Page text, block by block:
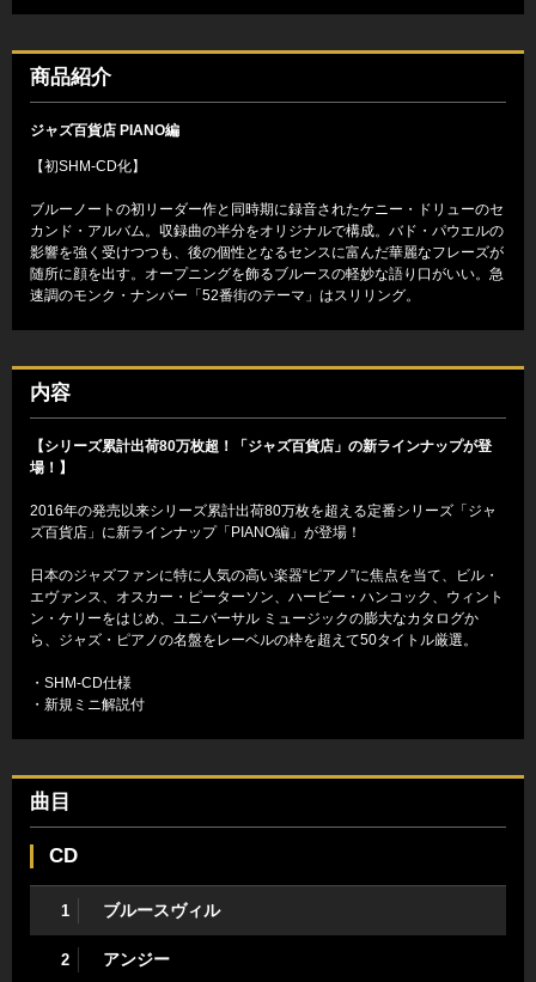
商品紹介
ジャズ百貨店 PIANO編
【初SHM-CD化】
ブルーノートの初リーダー作と同時期に録音されたケニー・ドリューのセ
カンド・アルバム。収録曲の半分をオリジナルで構成。バド・パウエルの
影響を強く受けつつも、後の個性となるセンスに富んだ華麗なフレーズが
随所に顔を出す。オープニングを飾るブルースの軽妙な語り口がいい。急
速調のモンク・ナンバー「52番街のテーマ」はスリリング。
内容
【シリーズ累計出荷80万枚超！「ジャズ百貨店」の新ラインナップが登
場！】
2016年の発売以来シリーズ累計出荷80万枚を超える定番シリーズ「ジャ
ズ百貨店」に新ラインナップ「PIANO編」が登場！
日本のジャズファンに特に人気の高い楽器“ピアノ”に焦点を当て、ビル・
エヴァンス、オスカー・ピーターソン、ハービー・ハンコック、ウィント
ン・ケリーをはじめ、ユニバーサル ミュージックの膨大なカタログか
ら、ジャズ・ピアノの名盤をレーベルの枠を超えて50タイトル厳選。
・SHM-CD仕様
・新規ミニ解説付
曲目
CD
1 ブルースヴィル
2 アンジー